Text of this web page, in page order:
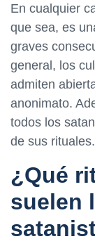
En cualquier
que sea, es
graves
general, los
admiten
anonimato.
todos los
de sus rituales.
¿Qué
suelen